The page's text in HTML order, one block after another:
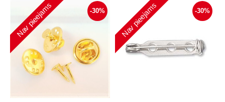
-30%
Nav pieejams -30%
Nav pieejams